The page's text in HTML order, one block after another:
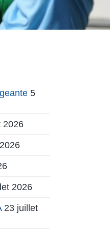
5
2026
2026
23 juillet